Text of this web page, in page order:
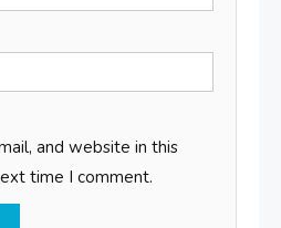
and website in this
time I comment.